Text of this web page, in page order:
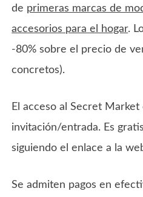
de primeras marcas de
accesorios para el hogar.
-80% sobre el precio de
concretos).
El acceso al Secret
invitación/entrada. Es
siguiendo el enlace a la
Se admiten pagos en